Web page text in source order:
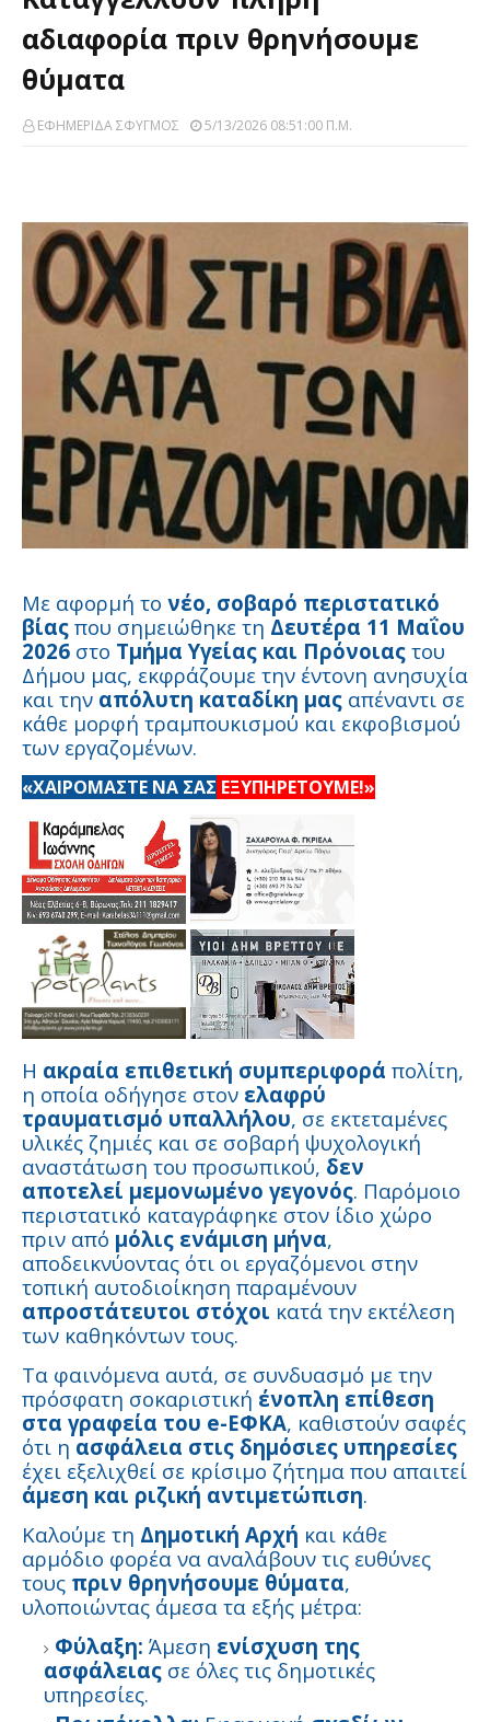
αδιαφορία πριν θρηνήσουμε
θύματα
ΕΦΗΜΕΡΙΔΑ ΣΦΥΓΜΟΣ 5/13/2026 08:51:00 Π.μ.
Με αφορμή το νέο, σοβαρό περιστατικό
βίας που σημειώθηκε τη Δευτέρα 11 Μαΐου
2026 στο Τμήμα Υγείας και Πρόνοιας του
Δήμου μας, εκφράζουμε την έντονη ανησυχία
και την απόλυτη καταδίκη μας απέναντι σε
κάθε μορφή τραμπουκισμού και εκφοβισμού
των εργαζομένων.
«ΧΑΙΡΟΜΑΣΤΕ ΝΑ ΣΑΣ ΕΞΥΠΗΡΕΤΟΥΜΕ!»
Η ακραία επιθετική συμπεριφορά πολίτη,
η οποία οδήγησε στον ελαφρύ
τραυματισμό υπαλλήλου, σε εκτεταμένες
υλικές ζημιές και σε σοβαρή ψυχολογική
αναστάτωση του προσωπικού, δεν
αποτελεί μεμονωμένο γεγονός. Παρόμοιο
περιστατικό καταγράφηκε στον ίδιο χώρο
πριν από μόλις ενάμιση μήνα,
αποδεικνύοντας ότι οι εργαζόμενοι στην
τοπική αυτοδιοίκηση παραμένουν
απροστάτευτοι στόχοι κατά την εκτέλεση
των καθηκόντων τους.
Τα φαινόμενα αυτά, σε συνδυασμό με την
πρόσφατη σοκαριστική ένοπλη επίθεση
στα γραφεία του e-ΕΦΚΑ, καθιστούν σαφές
ότι η ασφάλεια στις δημόσιες υπηρεσίες
έχει εξελιχθεί σε κρίσιμο ζήτημα που απαιτεί
άμεση και ριζική αντιμετώπιση.
Καλούμε τη Δημοτική Αρχή και κάθε
αρμόδιο φορέα να αναλάβουν τις ευθύνες
τους πριν θρηνήσουμε θύματα,
υλοποιώντας άμεσα τα εξής μέτρα:
Φύλαξη: Άμεση ενίσχυση της
ασφάλειας σε όλες τις δημοτικές
υπηρεσίες.